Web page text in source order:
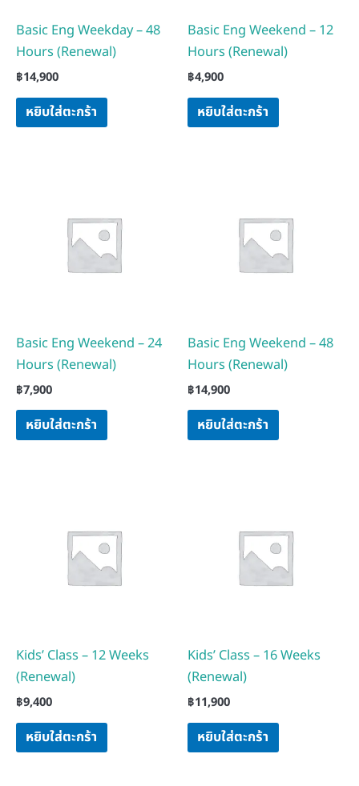
Basic Eng Weekday – 48
Hours (Renewal)
฿14,900
หยิบใส่ตะกร้า
Basic Eng Weekend – 12
Hours (Renewal)
฿4,900
หยิบใส่ตะกร้า
Basic Eng Weekend – 24
Hours (Renewal)
฿7,900
หยิบใส่ตะกร้า
Basic Eng Weekend – 48
Hours (Renewal)
฿14,900
หยิบใส่ตะกร้า
Kids’ Class – 12 Weeks
(Renewal)
฿9,400
หยิบใส่ตะกร้า
Kids’ Class – 16 Weeks
(Renewal)
฿11,900
หยิบใส่ตะกร้า